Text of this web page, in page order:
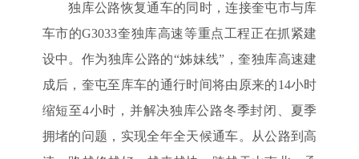
独库公路恢复通车的同时，连接奎屯市与库
车市的G3033奎独库高速等重点工程正在抓紧建
设中。作为独库公路的“姊妹线”，奎独库高速建
成后，奎屯至库车的通行时间将由原来的14小时
缩短至4小时，并解决独库公路冬季封闭、夏季
拥堵的问题，实现全年全天候通车。从公路到高